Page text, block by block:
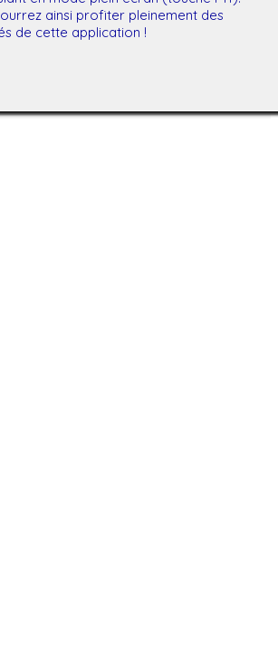
ainsi profiter pleinement des
de cette application !